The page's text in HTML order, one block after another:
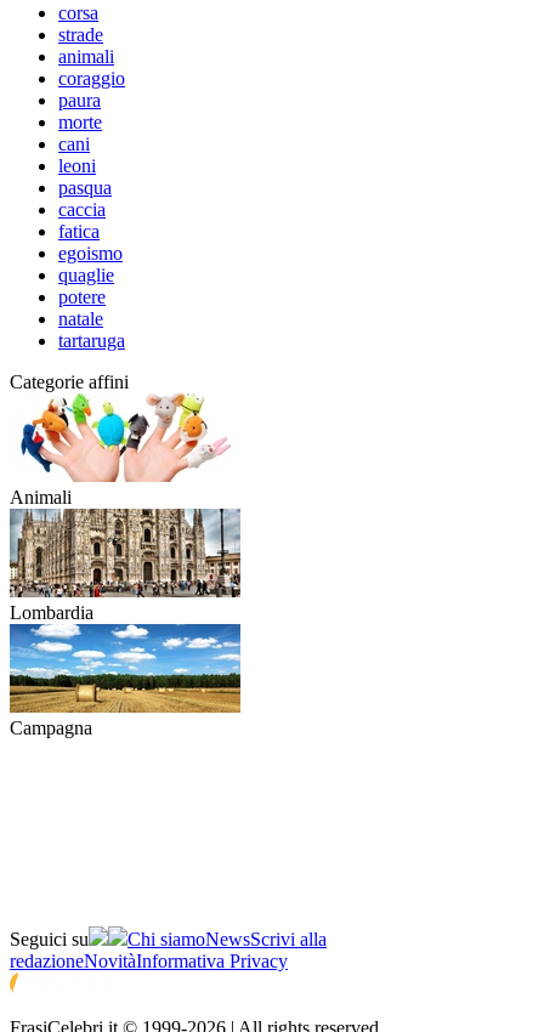
corsa
strade
animali
coraggio
paura
morte
cani
leoni
pasqua
caccia
fatica
egoismo
quaglie
potere
natale
tartaruga
Categorie affini
Animali
Lombardia
Campagna
Seguici su Chi siamoNewsScrivi alla
redazioneNovitàInformativa Privacy
FrasiCelebri.it © 1999-2026 | All rights reserved